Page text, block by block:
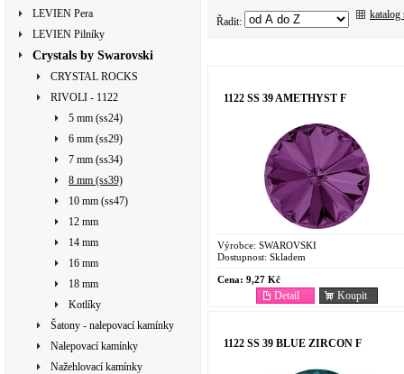
LEVIEN Pera
LEVIEN Pilníky
Crystals by Swarovski
CRYSTAL ROCKS
RIVOLI - 1122
5 mm (ss24)
6 mm (ss29)
7 mm (ss34)
8 mm (ss39)
10 mm (ss47)
12 mm
14 mm
16 mm
18 mm
Kotlíky
Šatony - nalepovací kamínky
Nalepovací kamínky
Nažehlovací kamínky
Řadit:
katalog
1122 SS 39 AMETHYST F
Výrobce: SWAROVSKI
Dostupnost: Skladem
Cena: 9,27 Kč
Koupit
Detail
1122 SS 39 BLUE ZIRCON F